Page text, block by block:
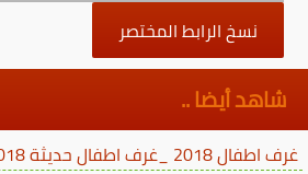
نسخ الرابط المختصر
شاهد أيضا ..
غرف اطفال 2018 _غرف اطفال حديثة 2018